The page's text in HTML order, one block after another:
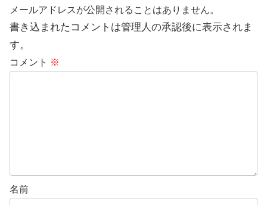
メールアドレスが公開されることはありません。
書き込まれたコメントは管理人の承認後に表示されま
す。
コメント ※
名前